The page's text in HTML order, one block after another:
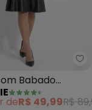
(Floral
Babado
e Preta)
deR$ 49,99R$